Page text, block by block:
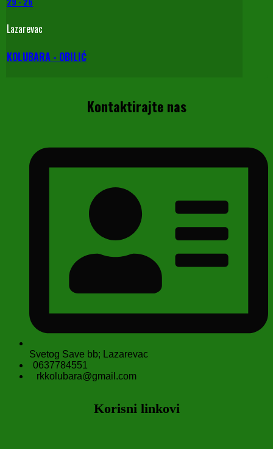
Lazarevac
KOLUBARA - OBILIĆ
Kontaktirajte nas
Svetog Save bb; Lazarevac
0637784551
rkkolubara@gmail.com
Korisni linkovi